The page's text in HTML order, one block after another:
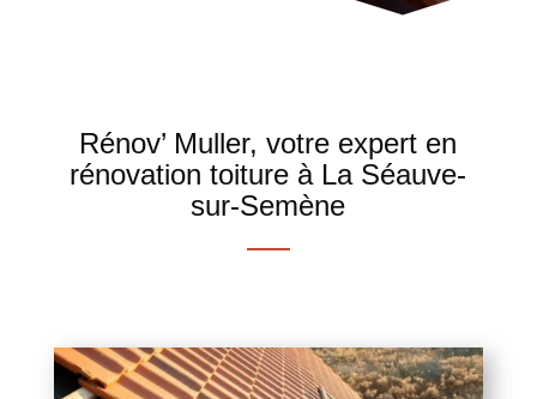
Rénov’ Muller, votre expert en
rénovation toiture à La Séauve-
sur-Semène